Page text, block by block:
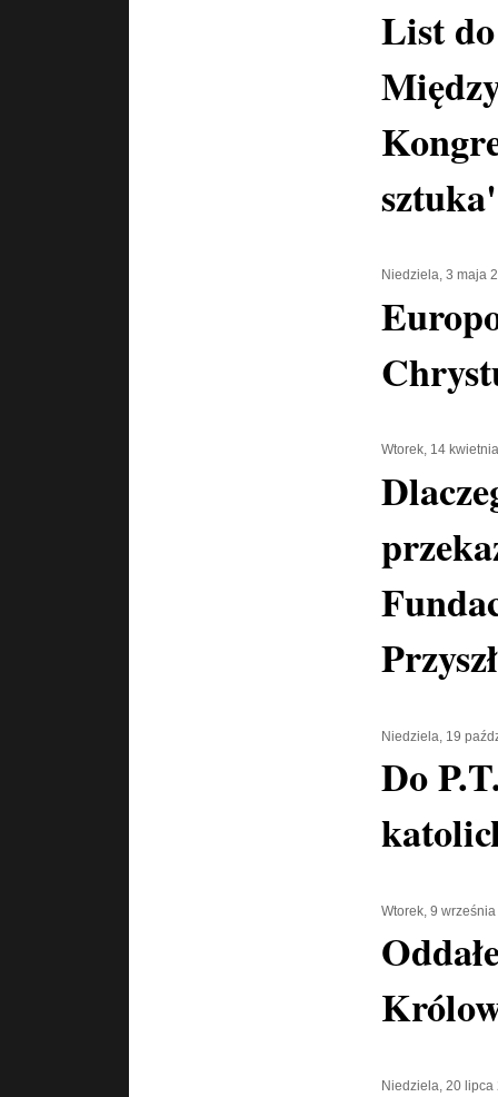
List
Niedziela, 3 maja
Wtorek, 14
Niedziela, 19
Do
Wtorek, 9
Niedziela, 20 lipca